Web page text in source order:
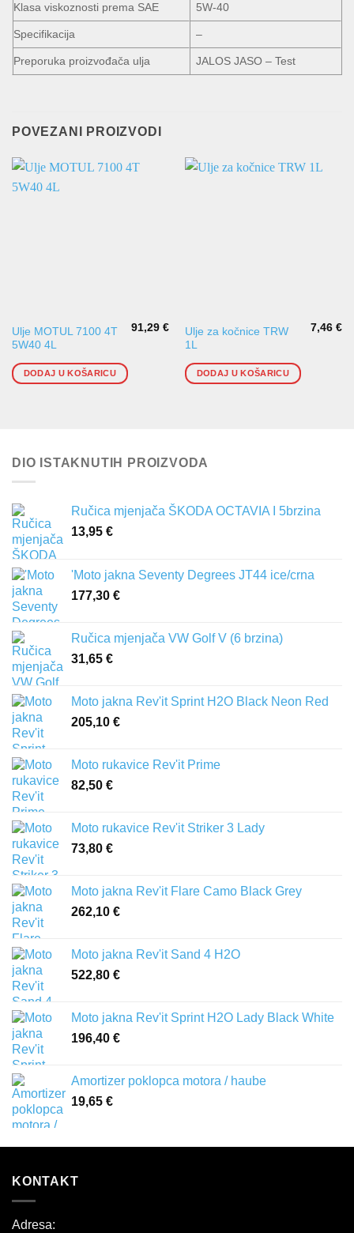
Klasa viskoznosti prema SAE 5W-40
Specifikacija –
Preporuka proizvođača ulja JALOS JASO – Test
POVEZANI PROIZVODI
Ulje MOTUL 7100 4T
5W40 4L
91,29€
DODAJ U KOŠARICU
Ulje za kočnice TRW
1L
7,46€
DODAJ U KOŠARICU
DIO ISTAKNUTIH PROIZVODA
Ručica mjenjača ŠKODA OCTAVIA I 5brzina
13,95 €
'Moto jakna Seventy Degrees JT44 ice/crna
177,30 €
Ručica mjenjača VW Golf V (6 brzina)
31,65 €
Moto jakna Rev'it Sprint H2O Black Neon Red
205,10 €
Moto rukavice Rev'it Prime
82,50 €
Moto rukavice Rev'it Striker 3 Lady
73,80 €
Moto jakna Rev'it Flare Camo Black Grey
262,10 €
Moto jakna Rev'it Sand 4 H2O
522,80 €
Moto jakna Rev'it Sprint H2O Lady Black White
196,40 €
Amortizer poklopca motora / haube
19,65 €
KONTAKT
Adresa: